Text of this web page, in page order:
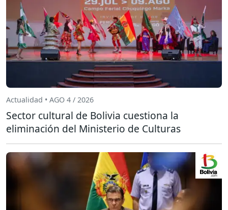
Actualidad • AGO 4 / 2026
Sector cultural de Bolivia cuestiona la
eliminación del Ministerio de Culturas